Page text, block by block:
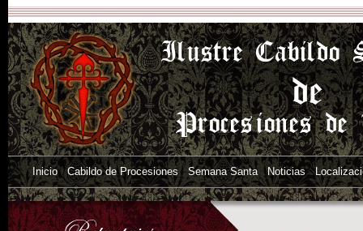
Inicio Cabildo de Procesiones Semana Santa Noticias